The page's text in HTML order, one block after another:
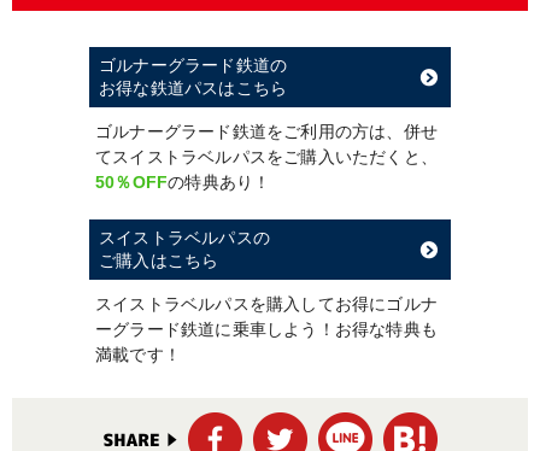
ゴルナーグラード鉄道の
お得な鉄道パスはこちら
ゴルナーグラード鉄道をご利用の方は、併せ
てスイストラベルパスをご購入いただくと、
50％OFFの特典あり！
スイストラベルパスの
ご購入はこちら
スイストラベルパスを購入してお得にゴルナ
ーグラード鉄道に乗車しよう！お得な特典も
満載です！